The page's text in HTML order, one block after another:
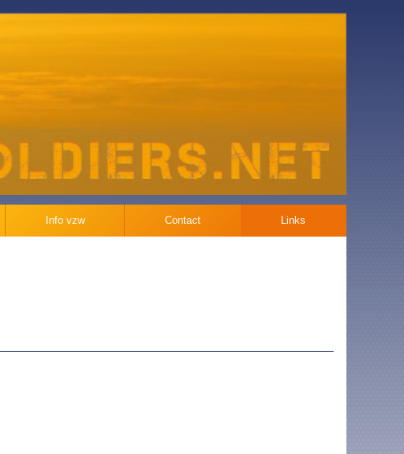
Info vzw Contact Links